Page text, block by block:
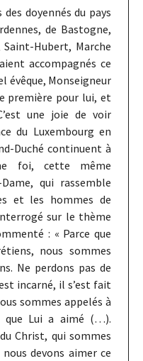
doyennés du pays
de Bastogne,
Hubert, Marche
accompagnés ce
évêque, Monseigneur
première pour lui, et
une joie de voir
du Luxembourg en
Duché continuent à
foi, cette même
qui rassemble
et les hommes de
sur le thème
: « Parce que
nous sommes
Ne perdons pas de
incarné, il s’est fait
sommes appelés à
que Lui a aimé (…).
Christ, qui sommes
devons aimer ce